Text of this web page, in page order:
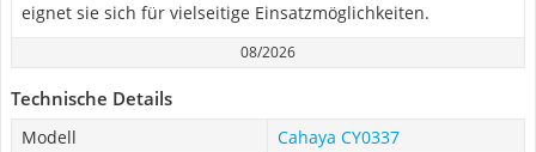
eignet sie sich für vielseitige Einsatzmöglichkeiten.
08/2026
Technische Details
Modell
Cahaya CY0337